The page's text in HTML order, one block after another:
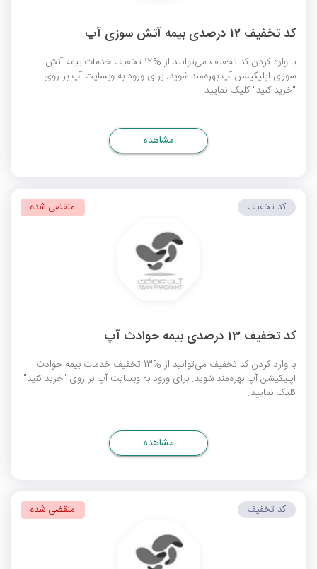
کد تخفیف 12 درصدی بیمه آتش سوزی آپ
با وارد کردن کد تخفیف می‌توانید از %12 تخفیف خدمات بیمه آتش
سوزی اپلیکیشن آپ بهره‌مند شوید. برای ورود به وبسایت آپ بر روی
"خرید کنید" کلیک نمایید.
مشاهده
کد تخفیف 13 درصدی بیمه حوادث آپ
با وارد کردن کد تخفیف می‌توانید از %13 تخفیف خدمات بیمه حوادث
اپلیکیشن آپ بهره‌مند شوید. برای ورود به وبسایت آپ بر روی "خرید کنید"
کلیک نمایید.
کد تخفیف منقضی شده
مشاهده
کد تخفیف منقضی شده